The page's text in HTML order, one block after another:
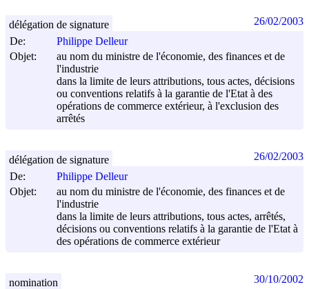
De:
Philippe Delleur
Objet:
au nom du ministre de l'économie, des finances et de
l'industrie
dans la limite de leurs attributions, tous actes, décisions
ou conventions relatifs à la garantie de l'Etat à des
opérations de commerce extérieur, à l'exclusion des
arrêtés
délégation de signature 26/02/2003
De:
Philippe Delleur
Objet:
au nom du ministre de l'économie, des finances et de
l'industrie
dans la limite de leurs attributions, tous actes, arrêtés,
décisions ou conventions relatifs à la garantie de l'Etat à
des opérations de commerce extérieur
délégation de signature 26/02/2003
nomination 30/10/2002